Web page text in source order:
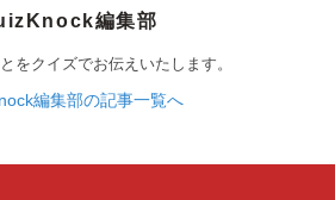
編集部
をクイズでお伝えいたします。
編集部の記事一覧へ